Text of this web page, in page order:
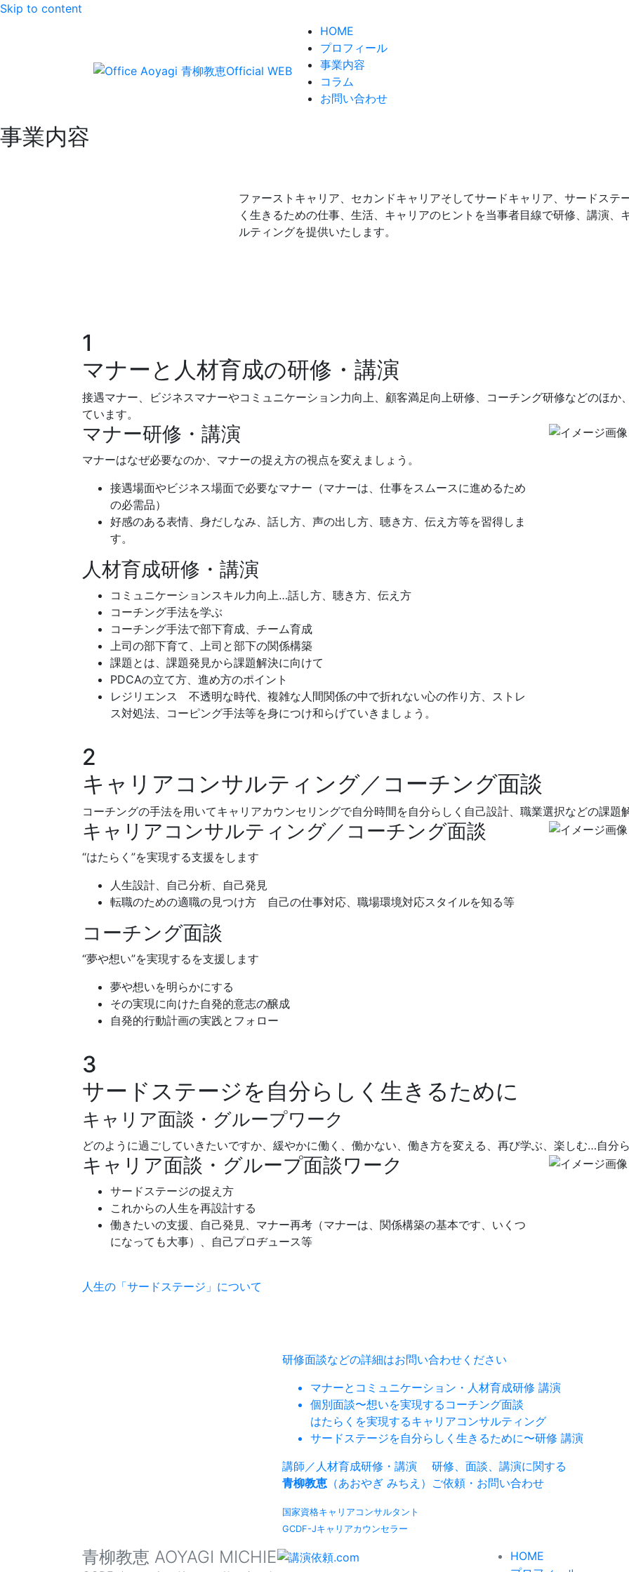
Skip to content
HOME
プロフィール
事業内容
コラム
お問い合わせ
事業内容
ファーストキャリア、セカンドキャリアそしてサードキャリア、サードステ
く生きるための仕事、生活、キャリアのヒントを当事者目線で研修、講演、
ルティングを提供いたします。
1
マナーと人材育成の研修・講演
接遇マナー、ビジネスマナーやコミュニケーション力向上、顧客満足向上研修、コーチング研修などのほか
ています。
マナー研修・講演
マナーはなぜ必要なのか、マナーの捉え方の視点を変えましょう。
接遇場面やビジネス場面で必要なマナー（マナーは、仕事をスムースに進めるため
の必需品）
好感のある表情、身だしなみ、話し方、声の出し方、聴き方、伝え方等を習得しま
す。
人材育成研修・講演
コミュニケーションスキル力向上…話し方、聴き方、伝え方
コーチング手法を学ぶ
コーチング手法で部下育成、チーム育成
上司の部下育て、上司と部下の関係構築
課題とは、課題発見から課題解決に向けて
PDCAの立て方、進め方のポイント
レジリエンス 不透明な時代、複雑な人間関係の中で折れない心の作り方、ストレ
ス対処法、コーピング手法等を身につけ和らげていきましょう。
2
キャリアコンサルティング／コーチング面談
コーチングの手法を用いてキャリアカウンセリングで自分時間を自分らしく自己設計、職業選択などの課題
キャリアコンサルティング／コーチング面談
“はたらく”を実現する支援をします
人生設計、自己分析、自己発見
転職のための適職の見つけ方 自己の仕事対応、職場環境対応スタイルを知る等
コーチング面談
“夢や想い”を実現するを支援します
夢や想いを明らかにする
その実現に向けた自発的意志の醸成
自発的行動計画の実践とフォロー
3
サードステージを自分らしく生きるために
キャリア面談・グループワーク
どのように過ごしていきたいですか、緩やかに働く、働かない、働き方を変える、再び学ぶ、楽しむ…自分
キャリア面談・グループ面談ワーク
サードステージの捉え方
これからの人生を再設計する
働きたいの支援、自己発見、マナー再考（マナーは、関係構築の基本です、いくつ
になっても大事）、自己プロヂュース等
人生の「サードステージ」について
研修面談などの詳細はお問い合わせください
マナーとコミュニケーション・人材育成研修 講演
個別面談〜想いを実現するコーチング面談
はたらくを実現するキャリアコンサルティング
サードステージを自分らしく生きるために〜研修 講演
講師／人材育成研修・講演
青柳教恵 （あおやぎ みちえ）
国家資格キャリアコンサルタント
GCDF-Jキャリアカウンセラー
研修、面談、講演に関する
ご依頼・お問い合わせ
青柳教恵 AOYAGI MICHIE
HOME